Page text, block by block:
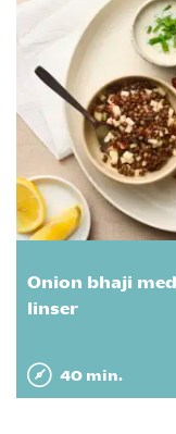
Onion bhaji
linser
40 min.